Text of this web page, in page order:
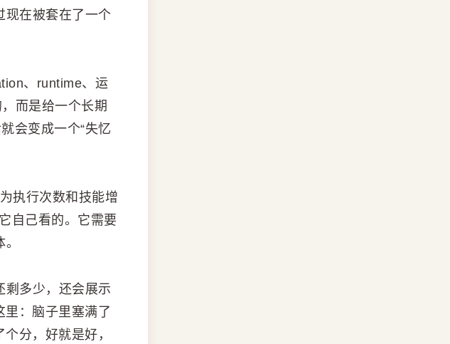
现在被套在了一个
、runtime、运
而是给一个长期
会变成一个“失忆
执行次数和技能增
自己看的。它需要
剩多少，还会展示
：脑子里塞满了
分，好就是好，